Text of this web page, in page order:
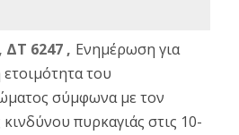
ΔΤ 6247 , Ενημέρωση για
του
σύμφωνα με τον
πυρκαγιάς στις 10-